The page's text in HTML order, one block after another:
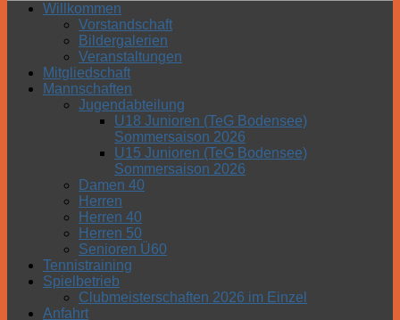
Willkommen
Vorstandschaft
Bildergalerien
Veranstaltungen
Mitgliedschaft
Mannschaften
Jugendabteilung
U18 Junioren (TeG Bodensee)
Sommersaison 2026
U15 Junioren (TeG Bodensee)
Sommersaison 2026
Damen 40
Herren
Herren 40
Herren 50
Senioren Ü60
Tennistraining
Spielbetrieb
Clubmeisterschaften 2026 im Einzel
Anfahrt